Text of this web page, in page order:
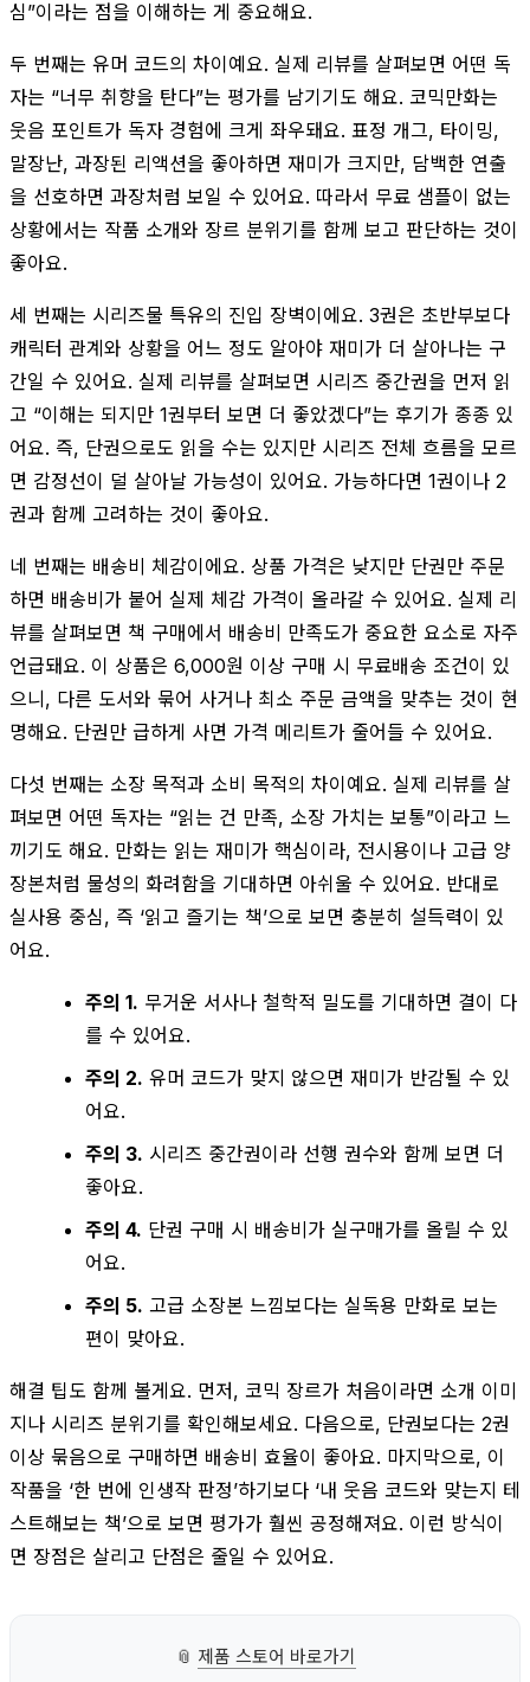
심”이라는 점을 이해하는 게 중요해요.
두 번째는 유머 코드의 차이예요. 실제 리뷰를 살펴보면 어떤 독
자는 “너무 취향을 탄다”는 평가를 남기기도 해요. 코믹만화는
웃음 포인트가 독자 경험에 크게 좌우돼요. 표정 개그, 타이밍,
말장난, 과장된 리액션을 좋아하면 재미가 크지만, 담백한 연출
을 선호하면 과장처럼 보일 수 있어요. 따라서 무료 샘플이 없는
상황에서는 작품 소개와 장르 분위기를 함께 보고 판단하는 것이
좋아요.
세 번째는 시리즈물 특유의 진입 장벽이에요. 3권은 초반부보다
캐릭터 관계와 상황을 어느 정도 알아야 재미가 더 살아나는 구
간일 수 있어요. 실제 리뷰를 살펴보면 시리즈 중간권을 먼저 읽
고 “이해는 되지만 1권부터 보면 더 좋았겠다”는 후기가 종종 있
어요. 즉, 단권으로도 읽을 수는 있지만 시리즈 전체 흐름을 모르
면 감정선이 덜 살아날 가능성이 있어요. 가능하다면 1권이나 2
권과 함께 고려하는 것이 좋아요.
네 번째는 배송비 체감이에요. 상품 가격은 낮지만 단권만 주문
하면 배송비가 붙어 실제 체감 가격이 올라갈 수 있어요. 실제 리
뷰를 살펴보면 책 구매에서 배송비 만족도가 중요한 요소로 자주
언급돼요. 이 상품은 6,000원 이상 구매 시 무료배송 조건이 있
으니, 다른 도서와 묶어 사거나 최소 주문 금액을 맞추는 것이 현
명해요. 단권만 급하게 사면 가격 메리트가 줄어들 수 있어요.
다섯 번째는 소장 목적과 소비 목적의 차이예요. 실제 리뷰를 살
펴보면 어떤 독자는 “읽는 건 만족, 소장 가치는 보통”이라고 느
끼기도 해요. 만화는 읽는 재미가 핵심이라, 전시용이나 고급 양
장본처럼 물성의 화려함을 기대하면 아쉬울 수 있어요. 반대로
실사용 중심, 즉 ‘읽고 즐기는 책’으로 보면 충분히 설득력이 있
어요.
주의 1. 무거운 서사나 철학적 밀도를 기대하면 결이 다
를 수 있어요.
주의 2. 유머 코드가 맞지 않으면 재미가 반감될 수 있
어요.
주의 3. 시리즈 중간권이라 선행 권수와 함께 보면 더
좋아요.
주의 4. 단권 구매 시 배송비가 실구매가를 올릴 수 있
어요.
주의 5. 고급 소장본 느낌보다는 실독용 만화로 보는
편이 맞아요.
해결 팁도 함께 볼게요. 먼저, 코믹 장르가 처음이라면 소개 이미
지나 시리즈 분위기를 확인해보세요. 다음으로, 단권보다는 2권
이상 묶음으로 구매하면 배송비 효율이 좋아요. 마지막으로, 이
작품을 ‘한 번에 인생작 판정’하기보다 ‘내 웃음 코드와 맞는지 테
스트해보는 책’으로 보면 평가가 훨씬 공정해져요. 이런 방식이
면 장점은 살리고 단점은 줄일 수 있어요.
📎 제품 스토어 바로가기